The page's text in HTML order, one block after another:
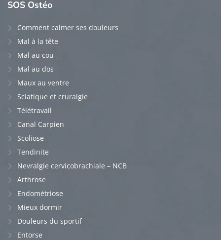
SOS Ostéo
Comment calmer ses douleurs
Mal à la tête
Mal au cou
Mal au dos
Maux au ventre
Sciatique et cruralgie
Télétravail
Canal Carpien
Scoliose
Tendinite
Nevralgie cervicobrachiale – NCB
Arthrose
Endométriose
Mieux dormir
Douleurs du sportif
Entorse